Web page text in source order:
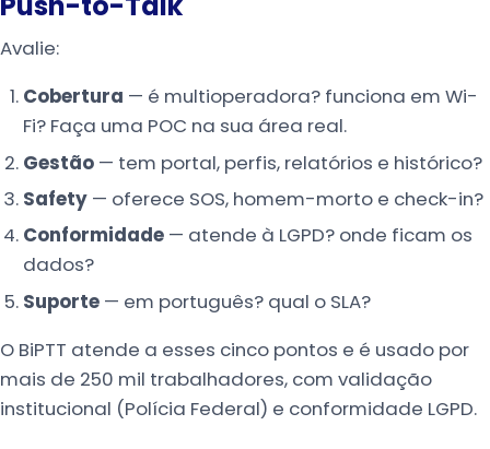
Avalie:
Cobertura — é multioperadora? funciona em Wi-
Fi? Faça uma POC na sua área real.
Gestão— tem portal, perfis, relatórios e histórico?
Safety— oferece SOS, homem-morto e check-in?
Conformidade— atende à LGPD? onde ficam os
dados?
Suporte— em português? qual o SLA?
O BiPTT atende a esses cinco pontos e é usado por
mais de 250 mil trabalhadores, com validação
institucional (Polícia Federal) e conformidade LGPD.